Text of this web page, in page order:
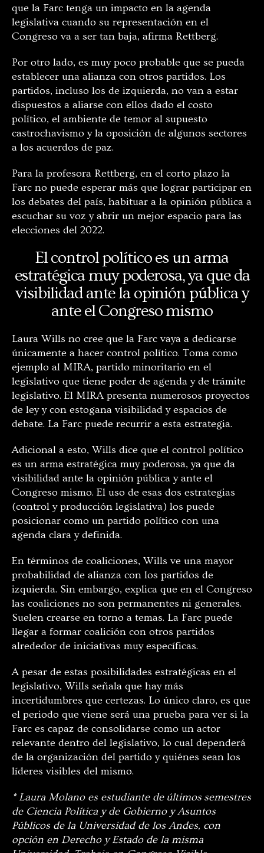
que la Farc tenga un impacto en la agenda
legislativa cuando su representación en el
Congreso va a ser tan baja, afirma Rettberg.
Por otro lado, es muy poco probable que se pueda
establecer una alianza con otros partidos. Los
partidos, incluso los de izquierda, no van a estar
dispuestos a aliarse con ellos dado el costo
político, el ambiente de temor al supuesto
castrochavismo y la oposición de algunos sectores
a los acuerdos de paz.
Para la profesora Rettberg, en el corto plazo la
Farc no puede esperar más que lograr participar en
los debates del país, habituar a la opinión pública a
escuchar su voz y abrir un mejor espacio para las
elecciones del 2022.
El control político es un arma
estratégica muy poderosa, ya que da
visibilidad ante la opinión pública y
ante el Congreso mismo
Laura Wills no cree que la Farc vaya a dedicarse
únicamente a hacer control político. Toma como
ejemplo al MIRA, partido minoritario en el
legislativo que tiene poder de agenda y de trámite
legislativo. El MIRA presenta numerosos proyectos
de ley y con estogana visibilidad y espacios de
debate. La Farc puede recurrir a esta estrategia.
Adicional a esto, Wills dice que el control político
es un arma estratégica muy poderosa, ya que da
visibilidad ante la opinión pública y ante el
Congreso mismo. El uso de esas dos estrategias
(control y producción legislativa) los puede
posicionar como un partido político con una
agenda clara y definida.
En términos de coaliciones, Wills ve una mayor
probabilidad de alianza con los partidos de
izquierda. Sin embargo, explica que en el Congreso
las coaliciones no son permanentes ni generales.
Suelen crearse en torno a temas. La Farc puede
llegar a formar coalición con otros partidos
alrededor de iniciativas muy específicas.
A pesar de estas posibilidades estratégicas en el
legislativo, Wills señala que hay más
incertidumbres que certezas. Lo único claro, es que
el periodo que viene será una prueba para ver si la
Farc es capaz de consolidarse como un actor
relevante dentro del legislativo, lo cual dependerá
de la organización del partido y quiénes sean los
líderes visibles del mismo.
* Laura Molano es estudiante de últimos semestres
de Ciencia Política y de Gobierno y Asuntos
Públicos de la Universidad de los Andes, con
opción en Derecho y Estado de la misma